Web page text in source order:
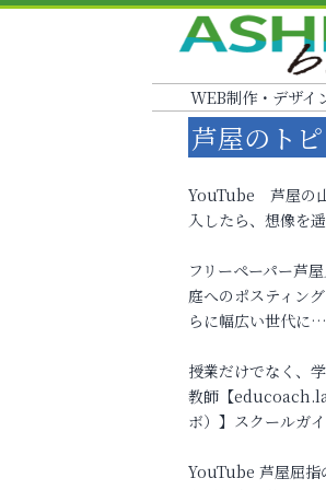
WEB制作・デザイ
芦屋のト
YouTube 芦屋の
入したら、想像を
フリーペーパー芦
庭へのポスティン
らに幅広い世代に…
授業だけでなく、
教師【
ボ）】スクールガ
YouTube 芦屋屈指